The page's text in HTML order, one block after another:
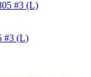
#3 (L)